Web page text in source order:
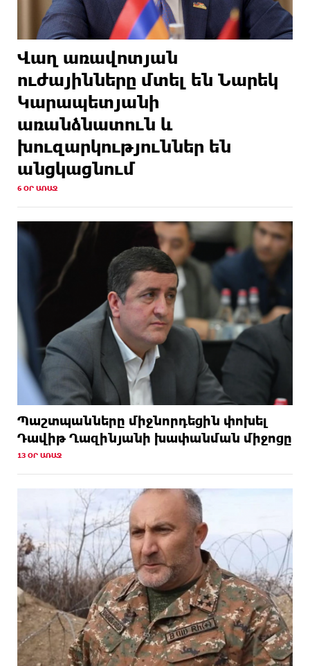
Վաղ առավոտյան
ուժայինները մտել են Նարեկ
Կարապետյանի
առանձնատուն և
խուզարկություններ են
անցկացնում
6 ՕՐ ԱՌԱՋ
Պաշտպանները միջնորդեցին փոխել
Դավիթ Ղազինյանի խափանման միջոցը
13 ՕՐ ԱՌԱՋ